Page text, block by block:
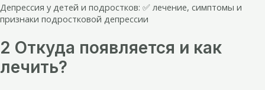
Депрессия у детей и подростков: ✅ лечение, симптомы и
признаки подростковой депрессии
2 Откуда появляется и как
лечить?